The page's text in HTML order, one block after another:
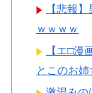
【悲報
ｗｗｗｗ
【エ□漫
とこのお